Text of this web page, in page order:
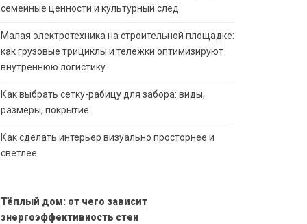
семейные ценности и культурный след
Малая электротехника на строительной площадке:
как грузовые трициклы и тележки оптимизируют
внутреннюю логистику
Как выбрать сетку-рабицу для забора: виды,
размеры, покрытие
Как сделать интерьер визуально просторнее и
светлее
Тёплый дом: от чего зависит
энергоэффективность стен